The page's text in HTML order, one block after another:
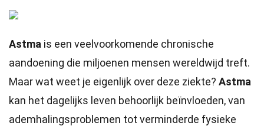
Astma is een veelvoorkomende chronische
aandoening die miljoenen mensen wereldwijd treft.
Maar wat weet je eigenlijk over deze ziekte? Astma
kan het dagelijks leven behoorlijk beïnvloeden, van
ademhalingsproblemen tot verminderde fysieke